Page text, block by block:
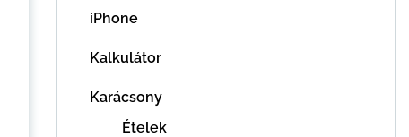
iPhone
Kalkulátor
Karácsony
Ételek